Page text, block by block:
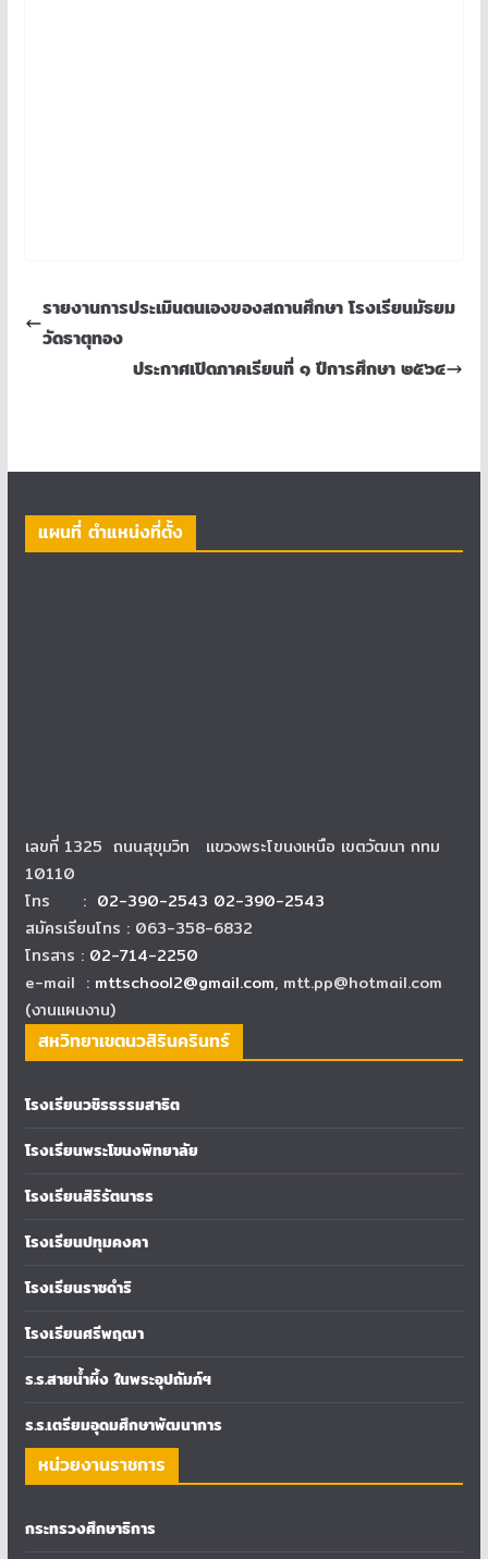
รายงานการประเมินตนเองของสถานศึกษา โรงเรียนมัธยม
วัดธาตุทอง
ประกาศเปิดภาคเรียนที่ ๑ ปีการศึกษา ๒๕๖๔
แผนที่ ตำแหน่งที่ตั้ง
เลขที่ 1325 ถนนสุขุมวิท แขวงพระโขนงเหนือ เขตวัฒนา กทม
10110
โทร : 02-390-2543 02-390-2543
สมัครเรียนโทร : 063-358-6832
โทรสาร : 02-714-2250
e-mail : mttschool2@gmail.com, mtt.pp@hotmail.com
(งานแผนงาน)
สหวิทยาเขตนวสิรินครินทร์
โรงเรียนวชิรธรรมสาธิต
โรงเรียนพระโขนงพิทยาลัย
โรงเรียนสิริรัตนาธร
โรงเรียนปทุมคงคา
โรงเรียนราชดำริ
โรงเรียนศรีพฤฒา
ร.ร.สายน้ำผึ้ง ในพระอุปถัมภ์ฯ
ร.ร.เตรียมอุดมศึกษาพัฒนาการ
หน่วยงานราชการ
กระทรวงศึกษาธิการ